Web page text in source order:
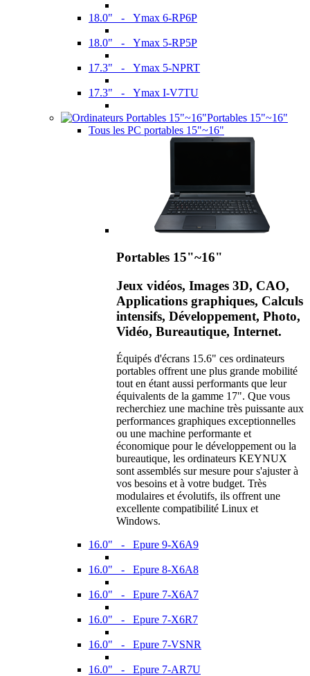
18.0" - Ymax 6-RP6P
18.0" - Ymax 5-RP5P
17.3" - Ymax 5-NPRT
17.3" - Ymax I-V7TU
Portables 15"~16"
Tous les PC portables 15"~16"
Portables 15"~16"
Jeux vidéos, Images 3D, CAO,
Applications graphiques, Calculs
intensifs, Développement, Photo,
Vidéo, Bureautique, Internet.
Équipés d'écrans 15.6" ces ordinateurs
portables offrent une plus grande mobilité
tout en étant aussi performants que leur
équivalents de la gamme 17". Que vous
recherchiez une machine très puissante aux
performances graphiques exceptionnelles
ou une machine performante et
économique pour le développement ou la
bureautique, les ordinateurs KEYNUX
sont assemblés sur mesure pour s'ajuster à
vos besoins et à votre budget. Très
modulaires et évolutifs, ils offrent une
excellente compatibilité Linux et
Windows.
16.0" - Epure 9-X6A9
16.0" - Epure 8-X6A8
16.0" - Epure 7-X6A7
16.0" - Epure 7-X6R7
16.0" - Epure 7-VSNR
16.0" - Epure 7-AR7U